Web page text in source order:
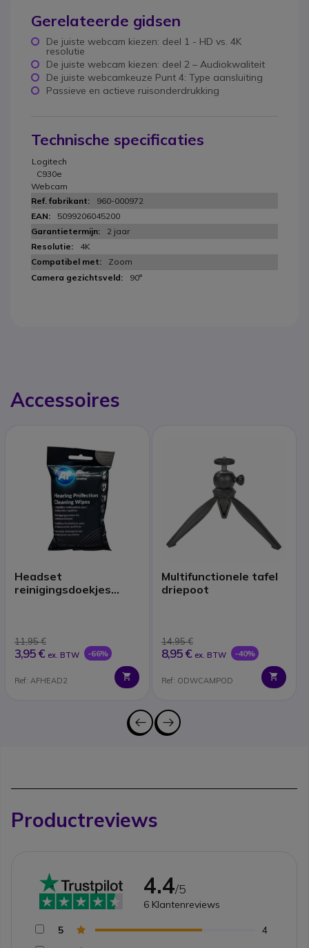
Gerelateerde gidsen
De juiste webcam kiezen: deel 1 - HD vs. 4K
resolutie
De juiste webcam kiezen: deel 2 – Audiokwaliteit
De juiste webcamkeuze Punt 4: Type aansluiting
Passieve en actieve ruisonderdrukking
Technische specificaties
Logitech
C930e
Webcam
960-000972
5099206045200
2 jaar
4K
Zoom
90°
Accessoires
Headset
reinigingsdoekjes
11,95 €
3,95 € ex. BTW -66%
Ref: AFHEAD2
Multifunctionele tafel
driepoot
14,95 €
8,95 € ex. BTW -40%
Ref: ODWCAMPOD
Productreviews
4.4/5
6 Klantenreviews
5
4